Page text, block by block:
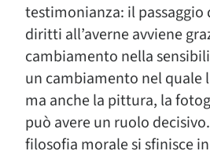
testimonianza: il passaggio
diritti all’averne avviene
cambiamento nella
un cambiamento nel quale
ma anche la pittura, la
può avere un ruolo
filosofia morale si sfinisce